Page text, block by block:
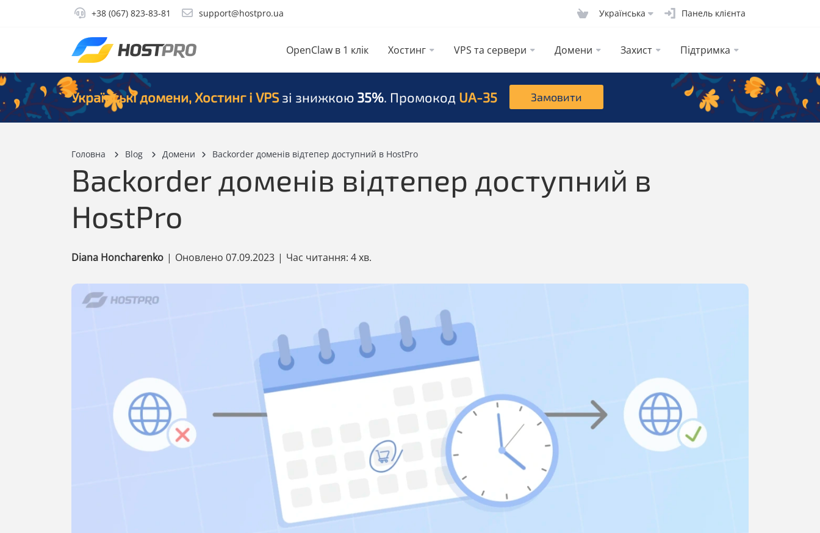
+38 (067) 823-83-81 support@hostpro.ua Українська Панель клієнта
OpenClaw в 1 клік Хостинг VPS та сервери Домени Захист Підтримка
Українські домени, Хостинг і VPS зі знижкою 35%. Промокод UA-35 Замовити
Головна Blog Домени Backorder доменів відтепер доступний в HostPro
Backorder доменів відтепер доступний в
HostPro
Diana Honcharenko | Оновлено 07.09.2023 | Час читання: 4 хв.